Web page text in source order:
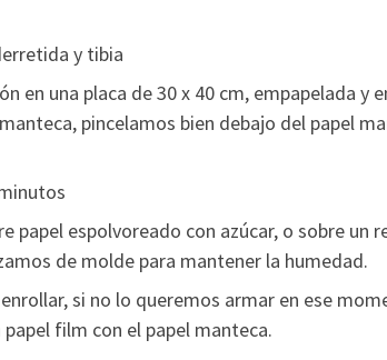
y tibia
en una placa de 30 x 40 cm, empapelada y
pincelamos bien debajo del papel
papel espolvoreado con azúcar, o sobre un
de molde para mantener la humedad.
si no lo queremos armar en ese
film con el papel manteca.